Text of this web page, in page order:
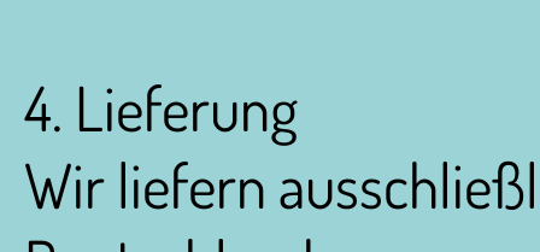
4. Lieferung
Wir liefern